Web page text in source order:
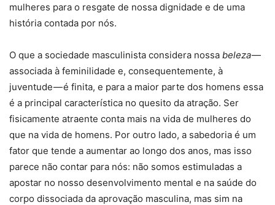
mulheres para o resgate de nossa dignidade e de uma
história contada por nós.
O que a sociedade masculinista considera nossa beleza—
associada à feminilidade e, consequentemente, à
juventude — é finita, e para a maior parte dos homens essa
é a principal característica no quesito da atração. Ser
fisicamente atraente conta mais na vida de mulheres do
que na vida de homens. Por outro lado, a sabedoria é um
fator que tende a aumentar ao longo dos anos, mas isso
parece não contar para nós: não somos estimuladas a
apostar no nosso desenvolvimento mental e na saúde do
corpo dissociada da aprovação masculina, mas sim na